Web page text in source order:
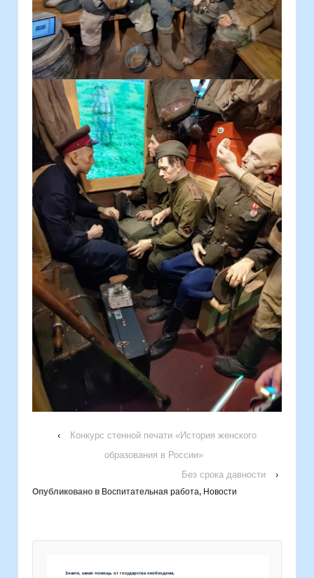
‹
Конкурс стенной печати «История женского
образования в России»
Без срока давности
›
Опубликовано в Воспитательная работа, Новости
Знаете, какая помощь от государства необходима,